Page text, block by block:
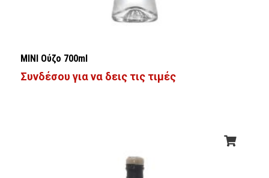
ΜΙΝΙ Ούζο 700ml
Συνδέσου για να δεις τις τιμές